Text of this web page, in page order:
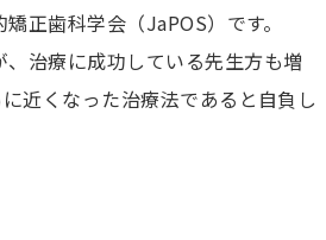
正歯科学会（JaPOS）です。
治療に成功している先生方も増
近くなった治療法であると自負し